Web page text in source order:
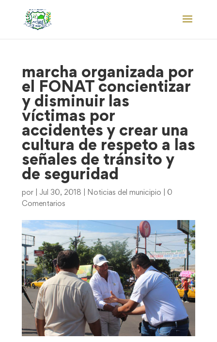
marcha organizada por
el FONAT concientizar
y disminuir las
víctimas por
accidentes y crear una
cultura de respeto a las
señales de tránsito y
de seguridad
por Jul 30, 2018 Noticias del municipio
0
Comentarios